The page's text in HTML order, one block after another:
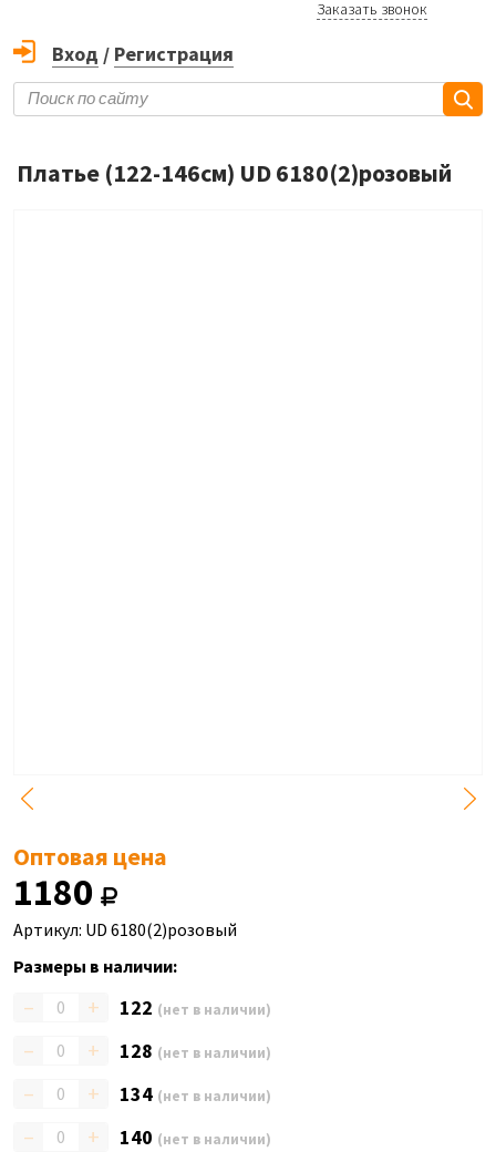
Заказать звонок
Вход / Регистрация
Платье (122-146см) UD 6180(2)розовый
Оптовая цена
1180
Артикул: UD 6180(2)розовый
Размеры в наличии:
– + 122 (нет в наличии)
– + 128 (нет в наличии)
– + 134 (нет в наличии)
– + 140 (нет в наличии)